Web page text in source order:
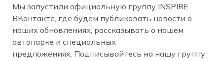
Мы запустили официальную группу INSPIRE
ВКонтакте, где будем публиковать новости о
наших обновлениях, рассказывать о нашем
автопарке и специальных
предложениях. Подписывайтесь на нашу группу